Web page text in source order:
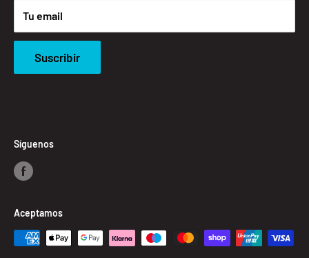
Contacto
Tu email
Suscribir
Síguenos
Aceptamos